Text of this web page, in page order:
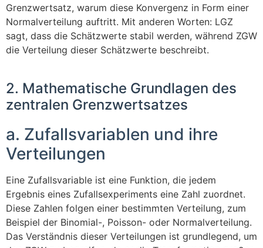
Grenzwertsatz, warum diese Konvergenz in Form einer
Normalverteilung auftritt. Mit anderen Worten: LGZ
sagt, dass die Schätzwerte stabil werden, während ZGW
die Verteilung dieser Schätzwerte beschreibt.
2. Mathematische Grundlagen des
zentralen Grenzwertsatzes
a. Zufallsvariablen und ihre
Verteilungen
Eine Zufallsvariable ist eine Funktion, die jedem
Ergebnis eines Zufallsexperiments eine Zahl zuordnet.
Diese Zahlen folgen einer bestimmten Verteilung, zum
Beispiel der Binomial-, Poisson- oder Normalverteilung.
Das Verständnis dieser Verteilungen ist grundlegend, um